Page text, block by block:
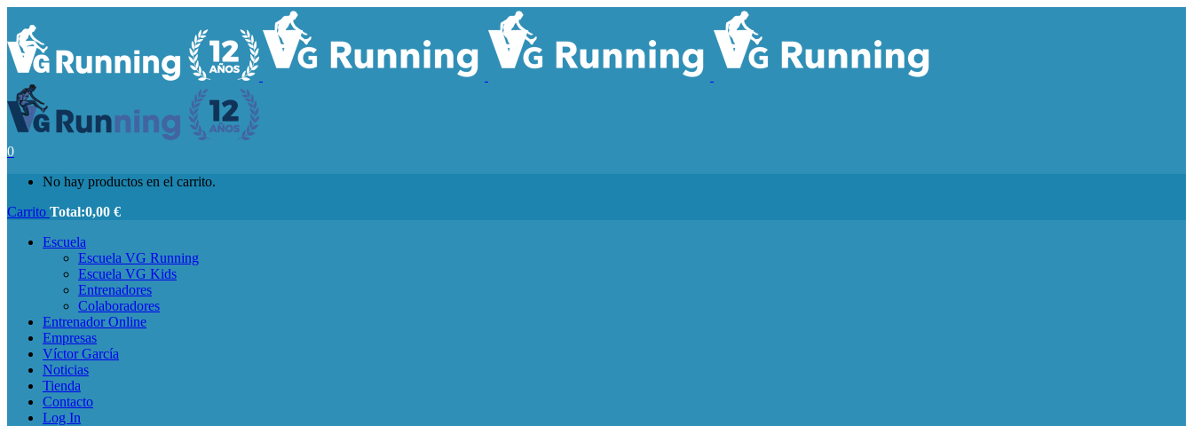
0
No hay productos en el carrito.
Carrito Total:0,00 €
Escuela
Escuela VG Running
Escuela VG Kids
Entrenadores
Colaboradores
Entrenador Online
Empresas
Víctor García
Noticias
Tienda
Contacto
Log In